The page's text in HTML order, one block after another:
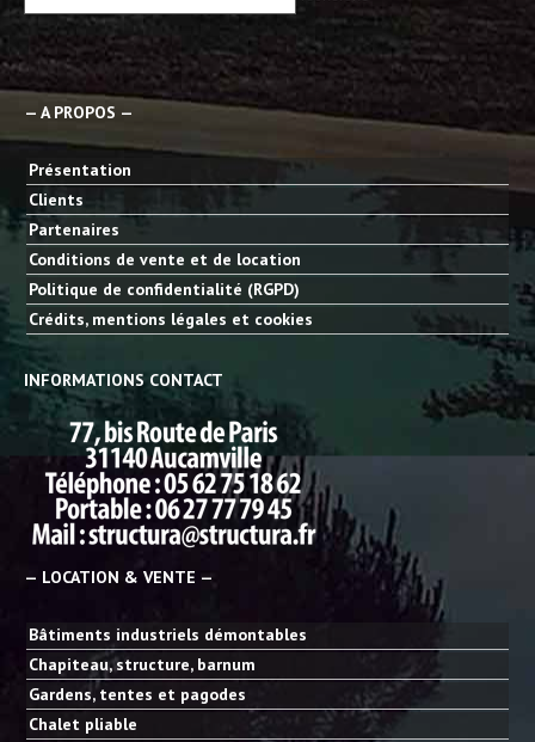
— A PROPOS —
Présentation
Clients
Partenaires
Conditions de vente et de location
Politique de confidentialité (RGPD)
Crédits, mentions légales et cookies
INFORMATIONS CONTACT
— LOCATION & VENTE —
Bâtiments industriels démontables
Chapiteau, structure, barnum
Gardens, tentes et pagodes
Chalet pliable